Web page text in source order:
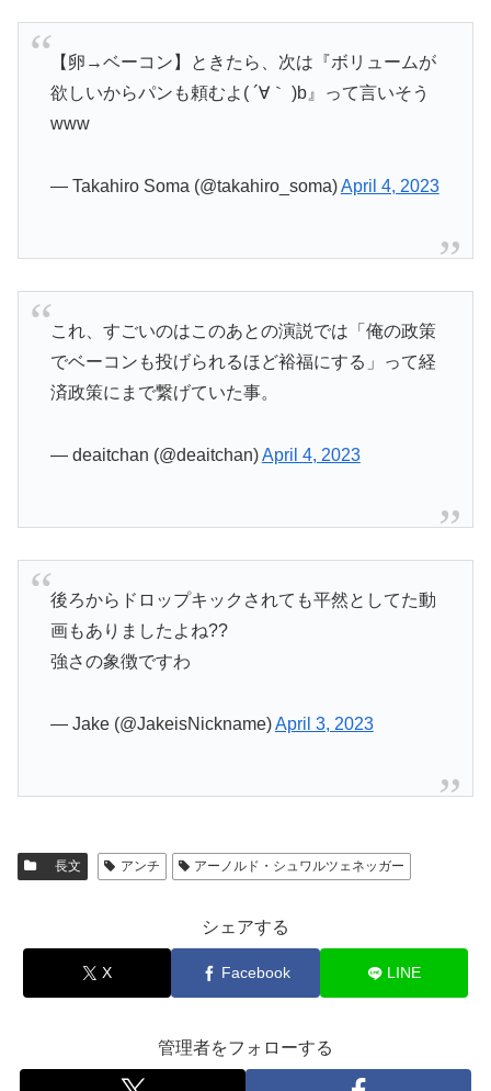
【卵→ベーコン】ときたら、次は『ボリュームが
欲しいからパンも頼むよ( ´∀｀ )b』って言いそう
www
— Takahiro Soma (@takahiro_soma)April 4, 2023
これ、すごいのはこのあとの演説では「俺の政策
でベーコンも投げられるほど裕福にする」って経
済政策にまで繋げていた事。
— deaitchan (@deaitchan)April 4, 2023
後ろからドロップキックされても平然としてた動
画もありましたよね??
強さの象徴ですわ
— Jake (@JakeisNickname)April 3, 2023
長文 アンチ アーノルド・シュワルツェネッガー
シェアする
X Facebook LINE
管理者をフォローする